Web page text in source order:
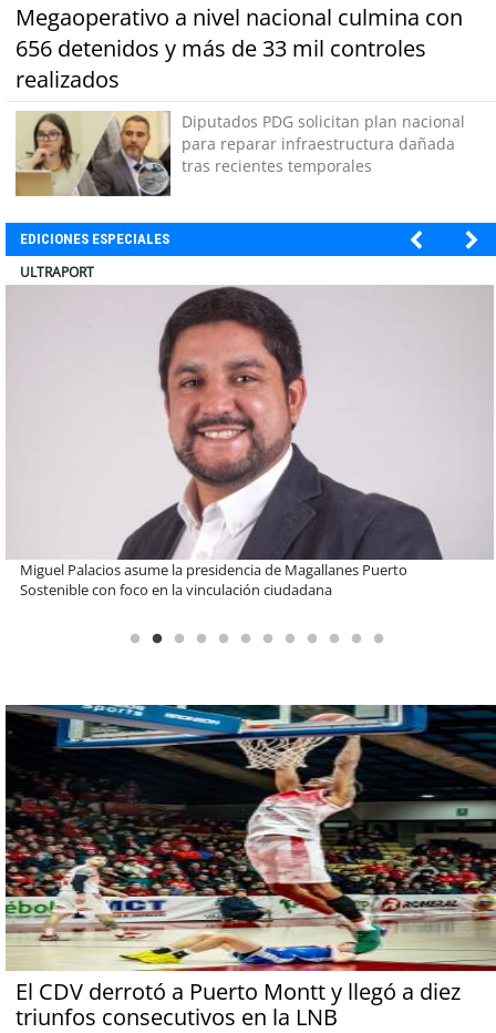
Megaoperativo a nivel nacional culmina con
656 detenidos y más de 33 mil controles
realizados
Diputados PDG solicitan plan nacional
para reparar infraestructura dañada
tras recientes temporales
EDICIONES ESPECIALES
BANCO DE CHILE
Educación y colaboración público-privada se toman La Araucanía:
encuentro reunió a líderes para abordar las brechas y oportunidades
El CDV derrotó a Puerto Montt y llegó a diez
triunfos consecutivos en la LNB